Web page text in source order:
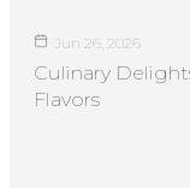
Jun 26, 2026
Culinary
Flavors